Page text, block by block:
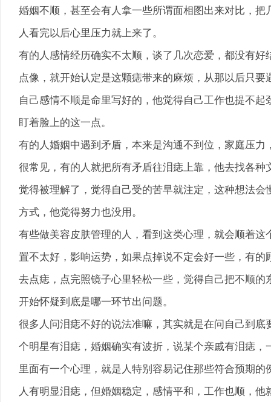
婚姻不顺，甚至会有人拿一些所谓面相图出来对比，
人看完以后心里压力就上来了。
有的人感情经历确实不太顺，谈了几次恋爱，都没有
点像，就开始认定是这颗痣带来的麻烦，从那以后只
自己感情不顺是命里写好的，他觉得自己工作也提不
盯着脸上的这一点。
有的人婚姻中遇到矛盾，本来是沟通不到位，家庭压
很常见，有的人就把所有矛盾往泪痣上靠，他去找各
觉得被理解了，觉得自己受的苦早就注定，这种想法
方式，他觉得努力也没用。
有些做美容皮肤管理的人，看到这类心理，就会顺着
置不太好，影响运势，如果点掉说不定会好一些，有
去点痣，点完照镜子心里轻松一些，觉得自己把不顺
开始怀疑到底是哪一环节出问题。
很多人问泪痣不好的说法准嘛，其实就是在问自己到
个明星有泪痣，婚姻确实有波折，说某个亲戚有泪痣
里面有一个心理，就是人特别容易记住那些符合预期
人有明显泪痣，但婚姻稳定，感情平和，工作也顺，他